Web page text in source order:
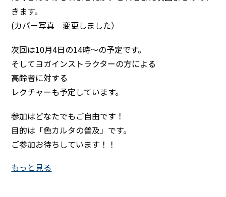
きます。
(カバー写真 変更しました）
次回は10月4日の14時～の予定です。
そしてヨガインストラクターの方による
高齢者に対する
レクチャーも予定しています。
参加はどなたでもご自由です！
目的は「色カルタの普及」です。
ご参加お待ちしています！！
もっと見る